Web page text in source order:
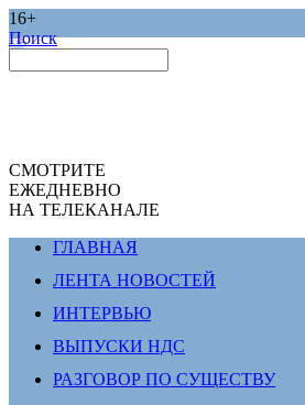
16+
Поиск
СМОТРИТЕ
ЕЖЕДНЕВНО
НА ТЕЛЕКАНАЛЕ
ГЛАВНАЯ
ЛЕНТА НОВОСТЕЙ
ИНТЕРВЬЮ
ВЫПУСКИ НДС
РАЗГОВОР ПО СУЩЕСТВУ